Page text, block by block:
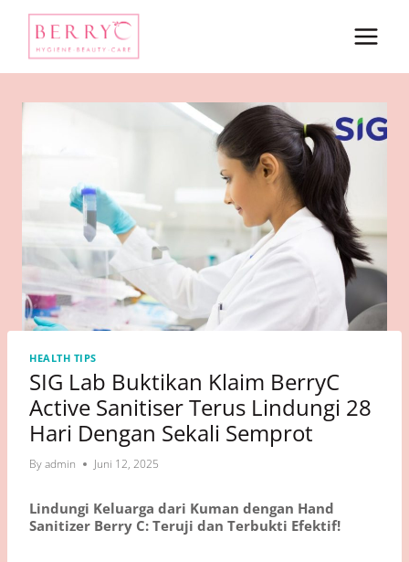
content
HEALTH TIPS
SIG Lab Buktikan Klaim BerryC
Active Sanitiser Terus Lindungi 28
Hari Dengan Sekali Semprot
Byadmin Juni 12, 2025
Lindungi Keluarga dari Kuman dengan Hand
Sanitizer Berry C: Teruji dan Terbukti Efektif!